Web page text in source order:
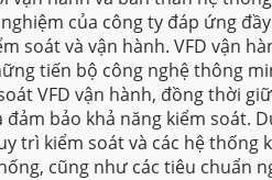
của công ty đáp ứng
soát và vận hành. VFD vận
tiến bộ công nghệ thông
VFD vận hành, đồng thời
đảm bảo khả năng kiểm soát.
trì kiểm soát và các hệ thống
cũng như các tiêu chuẩn